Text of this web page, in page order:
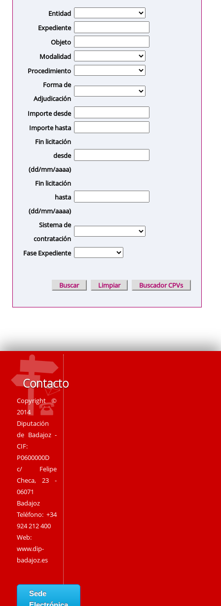
Entidad
Expediente
Objeto
Modalidad
Procedimiento
Forma de
Adjudicación
Importe desde
Importe hasta
Fin licitación
desde
(dd/mm/aaaa)
Fin licitación
hasta
(dd/mm/aaaa)
Sistema de
contratación
Fase Expediente
Contacto
Copyright ©
2014
Diputación
de Badajoz -
CIF:
P0600000D
c/ Felipe
Checa, 23 -
06071
Badajoz
Teléfono: +34
924 212 400
Web:
www.dip-
badajoz.es
Sede